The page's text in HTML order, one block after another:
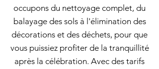
occupons du nettoyage complet, du
balayage des sols à l'élimination des
décorations et des déchets, pour que
vous puissiez profiter de la tranquillité
après la célébration. Avec des tarifs